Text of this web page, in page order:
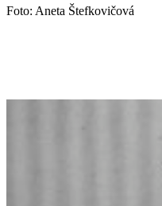
Foto: Aneta Štefkovičová